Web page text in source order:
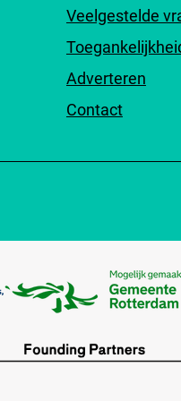
Veelgestelde
Adverteren
Contact